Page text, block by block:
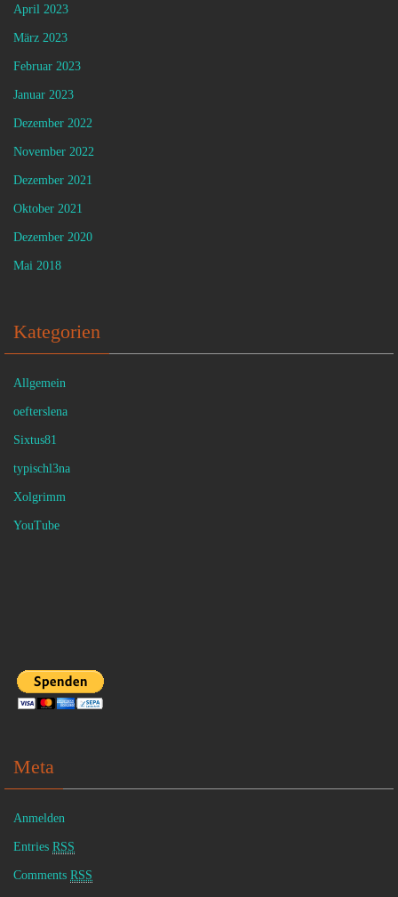
April 2023
März 2023
Februar 2023
Januar 2023
Dezember 2022
November 2022
Dezember 2021
Oktober 2021
Dezember 2020
Mai 2018
Kategorien
Allgemein
oefterslena
Sixtus81
typischl3na
Xolgrimm
YouTube
Meta
Anmelden
Entries RSS
Comments RSS